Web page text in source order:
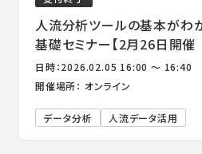
人流分析ツールの基本がわ
基礎セミナー【2月26日開催
日時：2026.02.05 16:00 ～ 16:40
開催場所： オンライン
データ分析 人流データ活用